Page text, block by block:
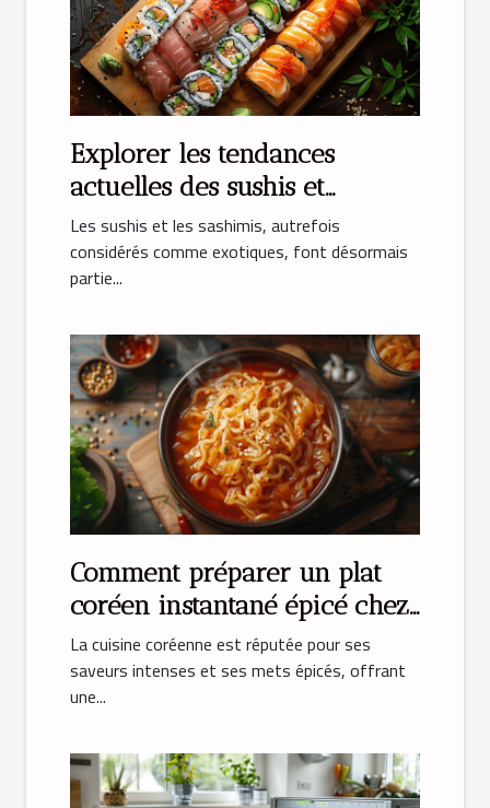
Explorer les tendances
actuelles des sushis et
sashimis
Les sushis et les sashimis, autrefois
considérés comme exotiques, font désormais
partie...
Comment préparer un plat
coréen instantané épicé chez
soi
La cuisine coréenne est réputée pour ses
saveurs intenses et ses mets épicés, offrant
une...